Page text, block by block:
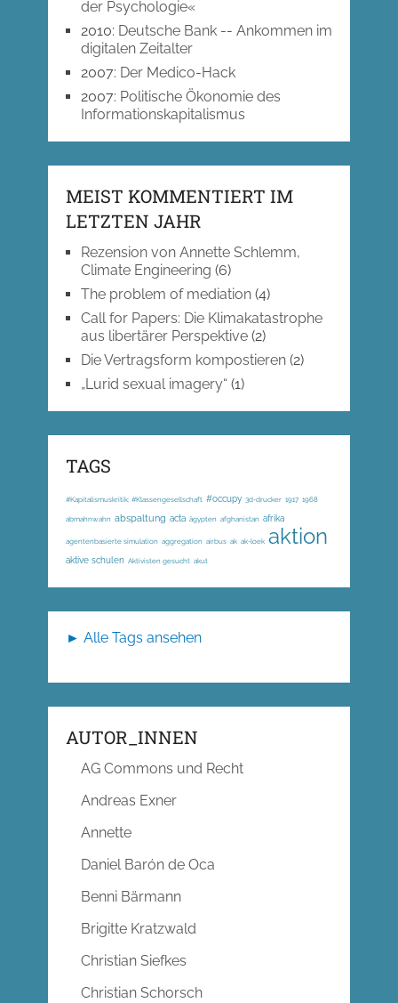
der Psychologie«
2010: Deutsche Bank -- Ankommen im
digitalen Zeitalter
2007: Der Medico-Hack
2007: Politische Ökonomie des
Informationskapitalismus
MEIST KOMMENTIERT IM
LETZTEN JAHR
Rezension von Annette Schlemm,
Climate Engineering (6)
The problem of mediation(4)
Call for Papers: Die Klimakatastrophe
aus libertärer Perspektive(2)
Die Vertragsform kompostieren(2)
„Lurid sexual imagery“ (1)
TAGS
#Kapitalismuskritik; #Klassengesellschaft #occupy 3d-drucker 1917 1968
abmahnwahn abspaltung acta ägypten afghanistan afrika
agentenbasierte simulation aggregation airbus ak ak-loek aktion
aktive schulen Aktivisten gesucht akut
► Alle Tags ansehen
AUTOR_INNEN
AG Commons und Recht
Andreas Exner
Annette
Daniel Barón de Oca
Benni Bärmann
Brigitte Kratzwald
Christian Siefkes
Christian Schorsch